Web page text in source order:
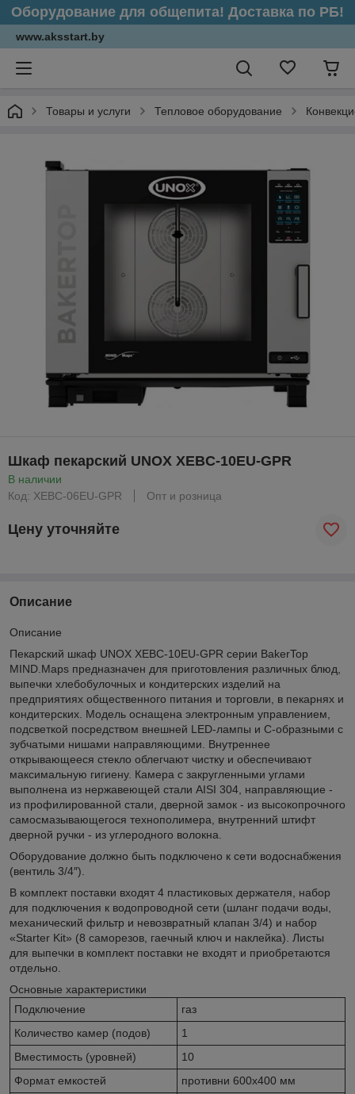
Оборудование для общепита! Доставка по РБ!
www.aksstart.by
Товары и услуги Тепловое оборудование
Шкаф пекарский UNOX XEBC-10EU-GPR
В наличии
Код: XEBC-06EU-GPR
Опт и розница
Цену уточняйте
Описание
Описание
Пекарский шкаф UNOX XEBC-10EU-GPR серии BakerTop
MIND.Maps предназначен для приготовления различных блюд,
выпечки хлебобулочных и кондитерских изделий на
предприятиях общественного питания и торговли, в пекарнях и
кондитерских. Модель оснащена электронным управлением,
подсветкой посредством внешней LED-лампы и C-образными с
зубчатыми нишами направляющими. Внутреннее
открывающееся стекло облегчают чистку и обеспечивают
максимальную гигиену. Камера с закругленными углами
выполнена из нержавеющей стали AISI 304, направляющие -
из профилированной стали, дверной замок - из высокопрочного
самосмазывающегося технополимера, внутренний штифт
дверной ручки - из углеродного волокна.
Оборудование должно быть подключено к сети водоснабжения
(вентиль 3/4″).
В комплект поставки входят 4 пластиковых держателя, набор
для подключения к водопроводной сети (шланг подачи воды,
механический фильтр и невозвратный клапан 3/4) и набор
«Starter Kit» (8 саморезов, гаечный ключ и наклейка). Листы
для выпечки в комплект поставки не входят и приобретаются
отдельно.
Основные характеристики
Подключение
газ
Количество камер (подов)
1
Вместимость (уровней)
10
Формат емкостей
противни 600х400 мм